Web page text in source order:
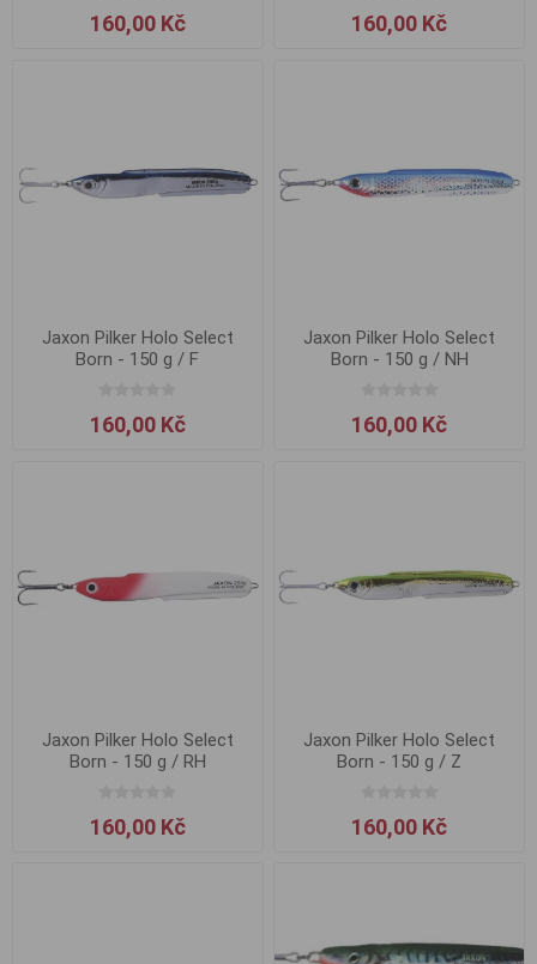
160,00 Kč 160,00 Kč
Jaxon Pilker Holo Select
Born - 150 g / F
160,00 Kč
Jaxon Pilker Holo Select
Born - 150 g / NH
160,00 Kč
Jaxon Pilker Holo Select
Born - 150 g / RH
160,00 Kč
Jaxon Pilker Holo Select
Born - 150 g / Z
160,00 Kč